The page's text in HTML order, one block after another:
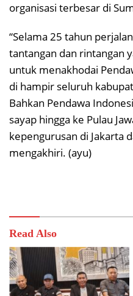
organisasi terbesar di
“Selama 25 tahun
tantangan dan rintangan
untuk menakhodai
di hampir seluruh
Bahkan Pendawa
sayap hingga ke Pulau
kepengurusan di Jakarta
mengakhiri. (ayu)
Read Also